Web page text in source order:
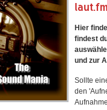
Hier
findest
und zur
Sollte
den